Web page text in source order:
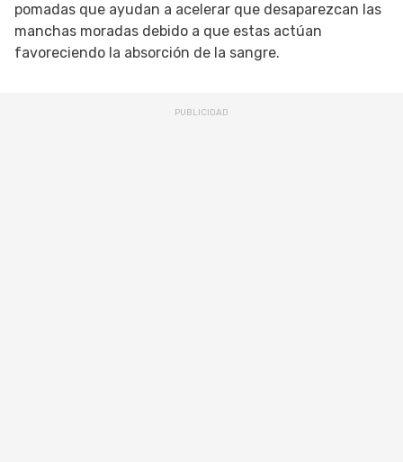
pomadas que ayudan a acelerar que desaparezcan las
manchas moradas debido a que estas actúan
favoreciendo la absorción de la sangre.